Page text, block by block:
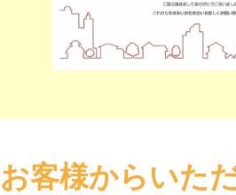
お客様からいた